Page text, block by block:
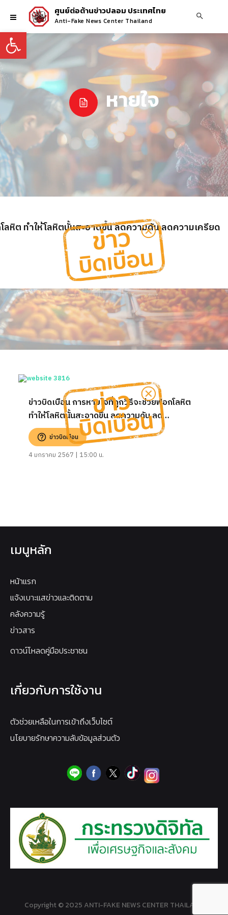
Open toolbar
ศูนย์ต่อต้านข่าวปลอม ประเทศไทย
Anti-Fake News Center Thailand
หายใจ
ลหิต ทำให้โลหิตนั้นสะอาดขึ้น ลดความดัน ลดความเครียด
ข่าวบิดเบือน การหายใจที่ถูกวิธีจะช่วยฟอกโลหิต
ทำให้โลหิตนั้นสะอาดขึ้น ลดความดัน ลด
ความเครียด
ข่าวบิดเบือน
4 มกราคม 2567 | 15:00 น.
เมนูหลัก
หน้าแรก
แจ้งเบาะแสข่าวและติดตาม
คลังความรู้
ข่าวสาร
ดาวน์โหลดคู่มือประชาชน
เกี่ยวกับการใช้งาน
ตัวช่วยเหลือในการเข้าถึงเว็บไซต์
นโยบายรักษาความลับข้อมูลส่วนตัว
Copyright © 2025 ANTI-FAKE NEWS CENTER THAILAND